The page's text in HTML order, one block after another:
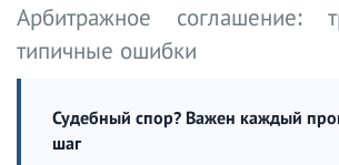
Арбитражное соглашение:
типичные ошибки
Судебный спор? Важен каждый
шаг